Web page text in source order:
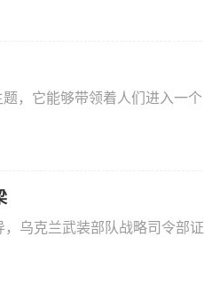
，它能够带领着人们进入一个
乌克兰武装部队战略司令部证